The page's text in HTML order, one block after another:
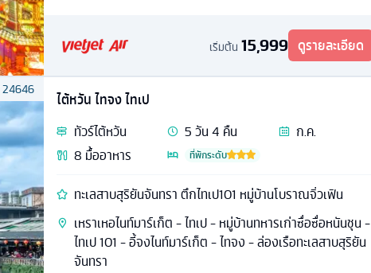
เริ่มต้น 15,999 ดูรายละเอียด
24646
ไต้หวัน ไทจง ไทเป
ทัวร์ไต้หวัน 5วัน4 คืน
ก.ค.
8 มื้ออาหาร ที่พักระดับ
ทะเลสาบสุริยันจันทรา ตึกไทเป101 หมู่บ้านโบราณจิ่วเฟิน
เหราเหอไนท์มาร์เก็ต - ไทเป - หมู่บ้านทหารเก่าซื่อซื่อหนันชุน -
ไทเป 101 - อี้จงไนท์มาร์เก็ต - ไทจง - ล่องเรือทะเลสาบสุริยัน
จันทรา